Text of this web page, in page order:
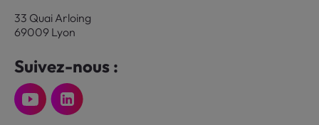
33 Quai Arloing
69009 Lyon
Suivez-nous :